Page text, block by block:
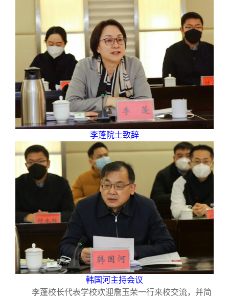
校友视界
理事会名单
制度法规
联系我们
李蓬院士致辞
韩国河主持会议
李蓬校长代表学校欢迎詹玉荣一行来校交流，并简